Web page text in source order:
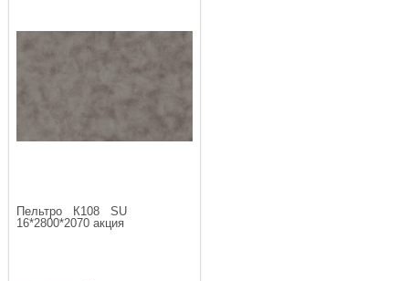
Пельтро   К108   SU
16*2800*2070 акция